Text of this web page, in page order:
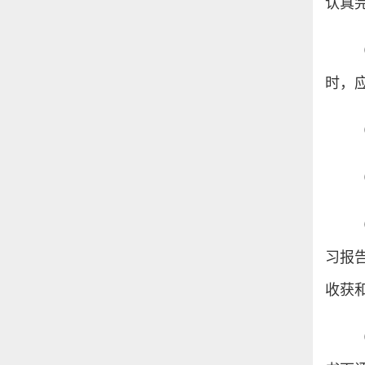
认真
时，
习报
收获